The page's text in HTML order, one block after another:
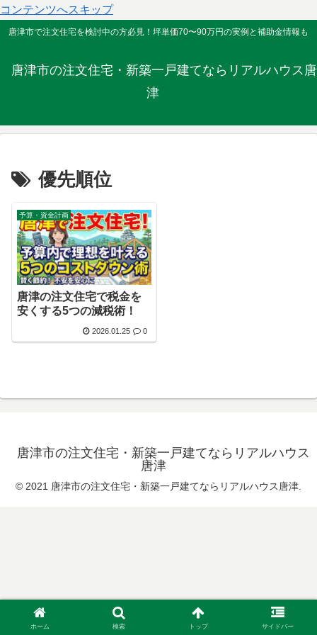
コンテンツへスキップ
唐津市で注文住宅を検討中の方必見！坪単価70〜90万円の実例と補助金情報も
唐津市の注文住宅・新築一戸建てならリアルハウス唐
津
優先順位
予算・資金計画
唐津の注文住宅で税金を
安くする5つの減税術！
2026.01.25 0
唐津市の注文住宅・新築一戸建てならリアルハウス
唐津
© 2021 唐津市の注文住宅・新築一戸建てならリアルハウス唐津.
ホーム 検索 トップ サイドバー